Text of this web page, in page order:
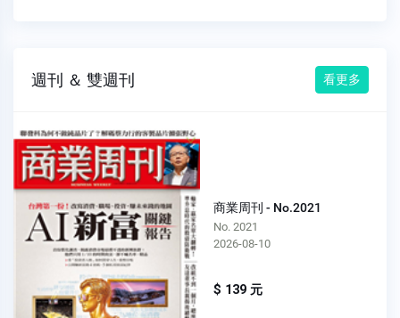
週刊 ＆ 雙週刊 看更多
商業周刊 - No.2021
No. 2021
2026-08-10
$ 139 元